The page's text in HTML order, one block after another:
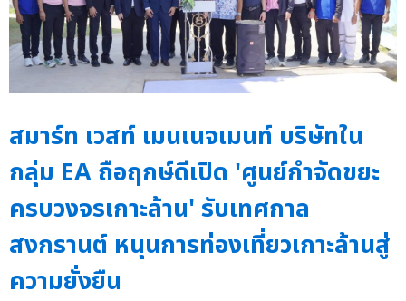
สมาร์ท เวสท์ เมนเนจเมนท์ บริษัทใน
กลุ่ม EA ถือฤกษ์ดีเปิด 'ศูนย์กำจัดขยะ
ครบวงจรเกาะล้าน' รับเทศกาล
สงกรานต์ หนุนการท่องเที่ยวเกาะล้านสู่
ความยั่งยืน